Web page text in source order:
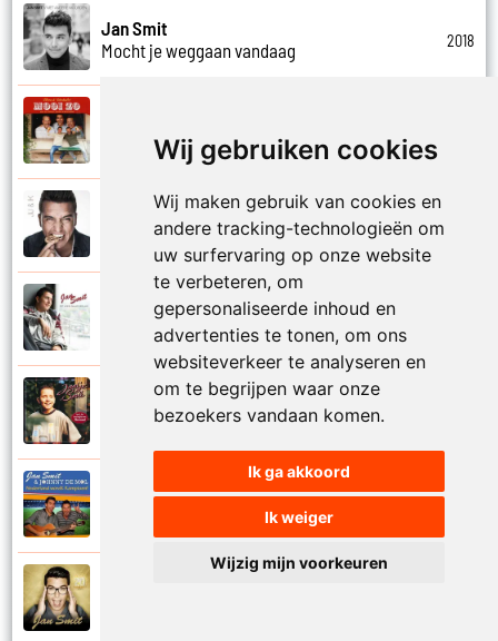
Wij gebruiken cookies
Wij maken gebruik van cookies en
andere tracking-technologieën om
uw surfervaring op onze website
te verbeteren, om
gepersonaliseerde inhoud en
advertenties te tonen, om ons
websiteverkeer te analyseren en
om te begrijpen waar onze
bezoekers vandaan komen.
Ik ga akkoord
Ik weiger
Wijzig mijn voorkeuren
Jan Smit
Mocht je weggaan vandaag
2018
Mooi zo
Jan Smit
Mooier dan ik dacht
Jan Smit
Na al die nachten
Jantje Smit
Nathalie
Jan Smit en Johnny De Mol
Nederland wordt kampioen